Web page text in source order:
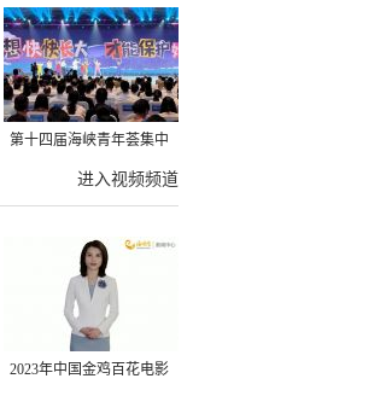
第十四届海峡青年荟集中
阶段活动在福州举行
进入视频频道
2023年中国金鸡百花电影